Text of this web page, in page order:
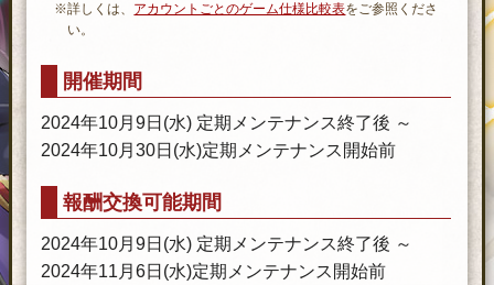
※詳しくは、 アカウントごとのゲーム仕様比較表をご参照くださ
い。
開催期間
2024年10月9日(水) 定期メンテナンス終了後 ～
2024年10月30日(水)定期メンテナンス開始前
報酬交換可能期間
2024年10月9日(水) 定期メンテナンス終了後 ～
2024年11月6日(水)定期メンテナンス開始前